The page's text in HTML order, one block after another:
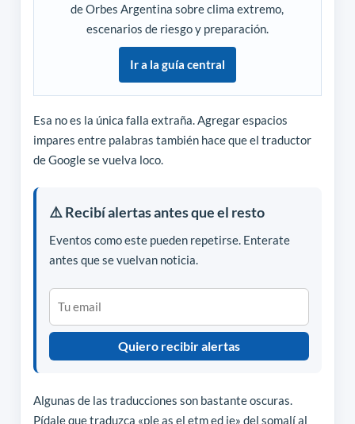
de Orbes Argentina sobre clima extremo,
escenarios de riesgo y preparación.
Ir a la guía central
Esa no es la única falla extraña. Agregar espacios
impares entre palabras también hace que el traductor
de Google se vuelva loco.
⚠️ Recibí alertas antes que el resto
Eventos como este pueden repetirse. Enterate
antes que se vuelvan noticia.
Quiero recibir alertas
Algunas de las traducciones son bastante oscuras.
Pídale que traduzca «ple as el etm ed ie» del somalí al